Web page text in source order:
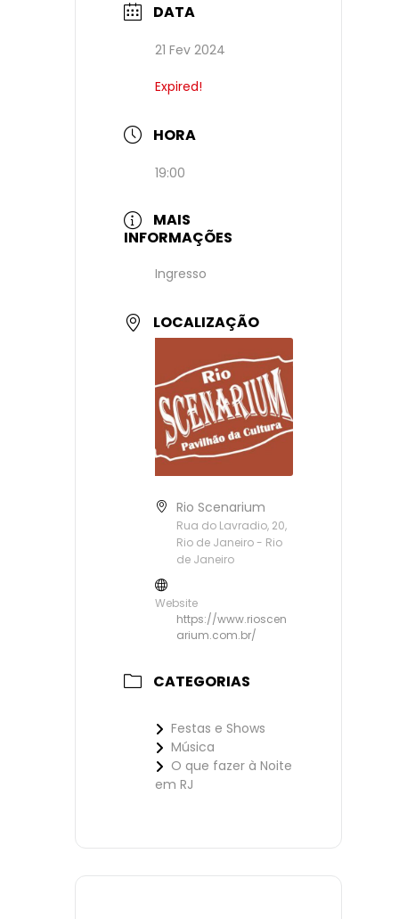
DATA
21 Fev 2024
Expired!
HORA
19:00
MAIS
INFORMAÇÕES
Ingresso
LOCALIZAÇÃO
Rio Scenarium
Rua do Lavradio, 20,
Rio de Janeiro - Rio
de Janeiro
Website
https://www.rioscen
arium.com.br/
CATEGORIAS
Festas e Shows
Música
O que fazer à Noite
em RJ